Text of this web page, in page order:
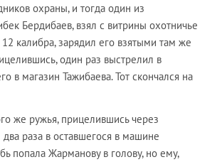
охраны, и тогда один из
Бердибаев, взял с витрины охотничье
калибра, зарядил его взятыми там же
один раз выстрелил в
в магазин Тажибаева. Тот скончался на
же ружья, прицелившись через
раза в оставшегося в машине
попала Жарманову в голову, но ему,